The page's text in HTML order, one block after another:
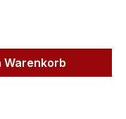
Warenkorb